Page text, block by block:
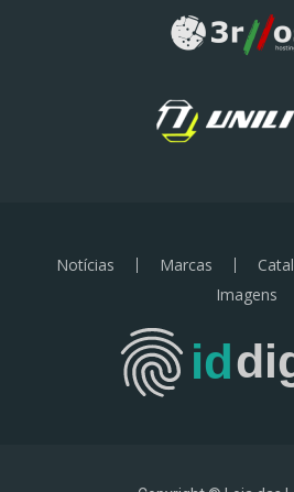
Notícias Marcas
Imagens